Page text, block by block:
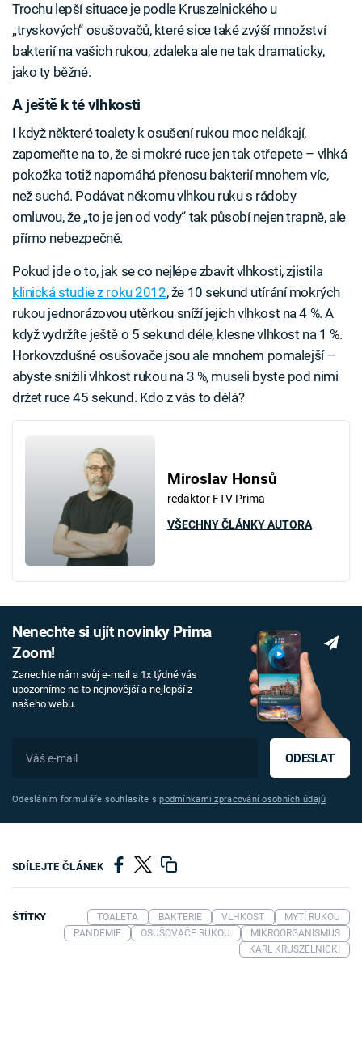
Trochu lepší situace je podle Kruszelnického u
„tryskových“ osušovačů, které sice také zvýší množství
bakterií na vašich rukou, zdaleka ale ne tak dramaticky,
jako ty běžné.
A ještě k té vlhkosti
I když některé toalety k osušení rukou moc nelákají,
zapomeňte na to, že si mokré ruce jen tak otřepete – vlhká
pokožka totiž napomáhá přenosu bakterií mnohem víc,
než suchá. Podávat někomu vlhkou ruku s rádoby
omluvou, že „to je jen od vody“ tak působí nejen trapně, ale
přímo nebezpečně.
Pokud jde o to, jak se co nejlépe zbavit vlhkosti, zjistila
klinická studie z roku 2012, že 10 sekund utírání mokrých
rukou jednorázovou utěrkou sníží jejich vlhkost na 4 %. A
když vydržíte ještě o 5 sekund déle, klesne vlhkost na 1 %.
Horkovzdušné osušovače jsou ale mnohem pomalejší –
abyste snížili vlhkost rukou na 3 %, museli byste pod nimi
držet ruce 45 sekund. Kdo z vás to dělá?
Miroslav Honsů
redaktor FTV Prima
VŠECHNY ČLÁNKY AUTORA
Nenechte si ujít novinky Prima
Zoom!
Zanechte nám svůj e-mail a 1x týdně vás
upozorníme na to nejnovější a nejlepší z
našeho webu.
ODESLAT
Odesláním formuláře souhlasíte spodmínkami zpracování osobních údajů
SDÍLEJTE ČLÁNEK
ŠTÍTKY TOALETA BAKTERIE VLHKOST
MYTÍ RUKOU
PANDEMIE
OSUŠOVAČE RUKOU
MIKROORGANISMUS
KARL KRUSZELNICKI